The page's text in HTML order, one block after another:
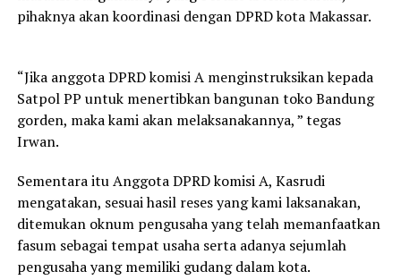
pihaknya akan koordinasi dengan DPRD kota Makassar.
“Jika anggota DPRD komisi A menginstruksikan kepada
Satpol PP untuk menertibkan bangunan toko Bandung
gorden, maka kami akan melaksanakannya, ” tegas
Irwan.
Sementara itu Anggota DPRD komisi A, Kasrudi
mengatakan, sesuai hasil reses yang kami laksanakan,
ditemukan oknum pengusaha yang telah memanfaatkan
fasum sebagai tempat usaha serta adanya sejumlah
pengusaha yang memiliki gudang dalam kota.